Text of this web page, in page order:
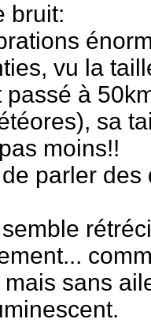
vu la
à 50km
sa
moins!!
parler des
sans aile